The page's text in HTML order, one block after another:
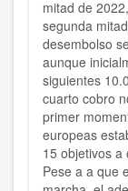
mitad de
segunda
desembolso
aunque
siguientes
cuarto cobro
primer
europeas
15 objetivos
Pese a a que